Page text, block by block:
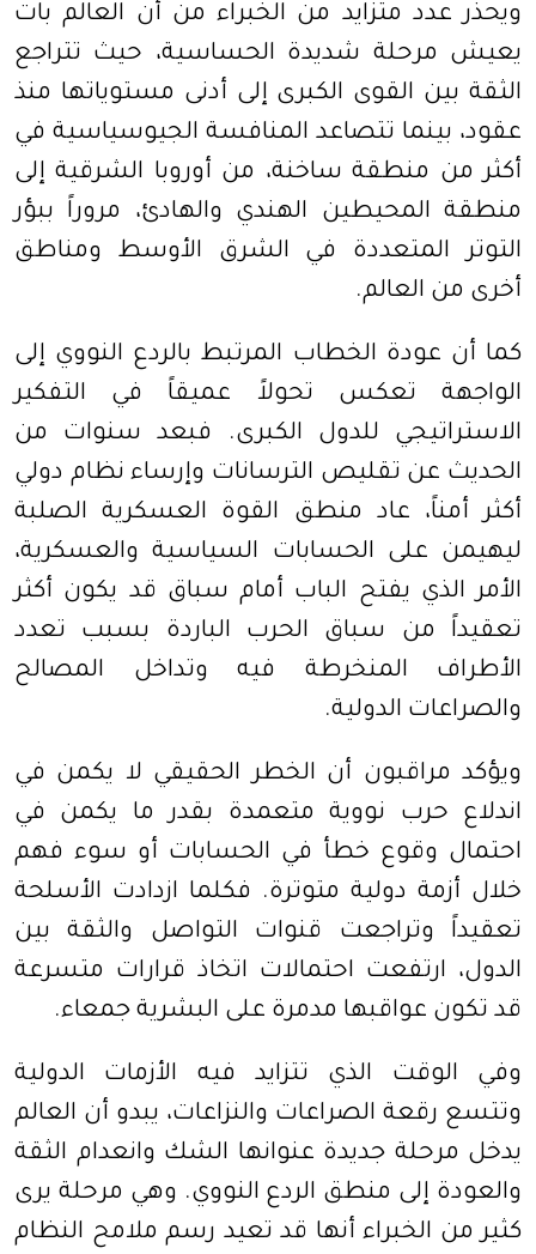
ويحذر عدد متزايد من الخبراء من أن العالم بات
يعيش مرحلة شديدة الحساسية، حيث تتراجع
الثقة بين القوى الكبرى إلى أدنى مستوياتها منذ
عقود، بينما تتصاعد المنافسة الجيوسياسية في
أكثر من منطقة ساخنة، من أوروبا الشرقية إلى
منطقة المحيطين الهندي والهادئ، مروراً ببؤر
التوتر المتعددة في الشرق الأوسط ومناطق
أخرى من العالم.
كما أن عودة الخطاب المرتبط بالردع النووي إلى
الواجهة تعكس تحولاً عميقاً في التفكير
الاستراتيجي للدول الكبرى. فبعد سنوات من
الحديث عن تقليص الترسانات وإرساء نظام دولي
أكثر أمناً، عاد منطق القوة العسكرية الصلبة
ليهيمن على الحسابات السياسية والعسكرية،
الأمر الذي يفتح الباب أمام سباق قد يكون أكثر
تعقيداً من سباق الحرب الباردة بسبب تعدد
الأطراف المنخرطة فيه وتداخل المصالح
والصراعات الدولية.
ويؤكد مراقبون أن الخطر الحقيقي لا يكمن في
اندلاع حرب نووية متعمدة بقدر ما يكمن في
احتمال وقوع خطأ في الحسابات أو سوء فهم
خلال أزمة دولية متوترة. فكلما ازدادت الأسلحة
تعقيداً وتراجعت قنوات التواصل والثقة بين
الدول، ارتفعت احتمالات اتخاذ قرارات متسرعة
قد تكون عواقبها مدمرة على البشرية جمعاء.
وفي الوقت الذي تتزايد فيه الأزمات الدولية
وتتسع رقعة الصراعات والنزاعات، يبدو أن العالم
يدخل مرحلة جديدة عنوانها الشك وانعدام الثقة
والعودة إلى منطق الردع النووي. وهي مرحلة يرى
كثير من الخبراء أنها قد تعيد رسم ملامح النظام